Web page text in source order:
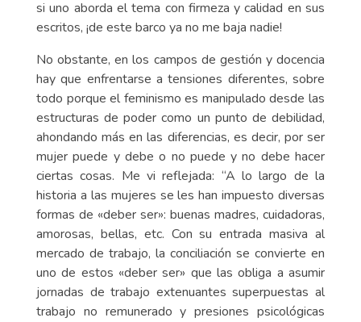
si uno aborda el tema con firmeza y calidad en sus
escritos, ¡de este barco ya no me baja nadie!
No obstante, en los campos de gestión y docencia
hay que enfrentarse a tensiones diferentes, sobre
todo porque el feminismo es manipulado desde las
estructuras de poder como un punto de debilidad,
ahondando más en las diferencias, es decir, por ser
mujer puede y debe o no puede y no debe hacer
ciertas cosas. Me vi reflejada: “A lo largo de la
historia a las mujeres se les han impuesto diversas
formas de «deber ser»: buenas madres, cuidadoras,
amorosas, bellas, etc. Con su entrada masiva al
mercado de trabajo, la conciliación se convierte en
uno de estos «deber ser» que las obliga a asumir
jornadas de trabajo extenuantes superpuestas al
trabajo no remunerado y presiones psicológicas